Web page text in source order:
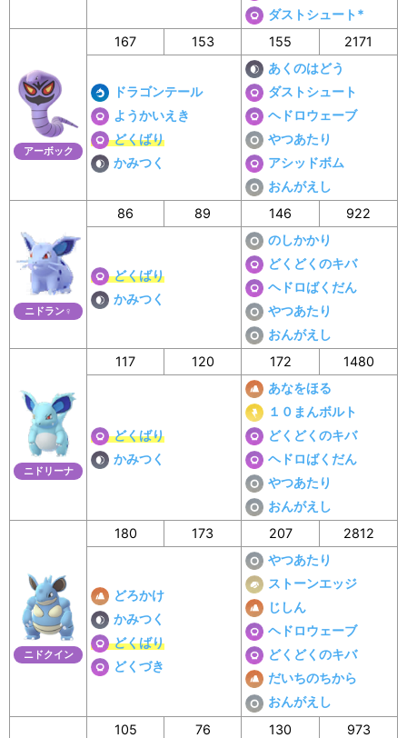
ダストシュート*
アーボック
167 153 155 2171
ドラゴンテール
ようかいえき
どくばり
かみつく
あくのはどう
ダストシュート
ヘドロウェーブ
やつあたり
アシッドボム
おんがえし
ニドラン♀
86 89 146 922
どくばり
かみつく
のしかかり
どくどくのキバ
ヘドロばくだん
やつあたり
おんがえし
ニドリーナ
117 120 172 1480
どくばり
かみつく
あなをほる
１０まんボルト
どくどくのキバ
ヘドロばくだん
やつあたり
おんがえし
ニドクイン
180 173 207 2812
どろかけ
かみつく
どくばり
どくづき
やつあたり
ストーンエッジ
じしん
ヘドロウェーブ
どくどくのキバ
だいちのちから
おんがえし
105 76 130 973